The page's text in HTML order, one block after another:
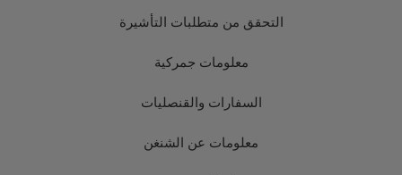
التحقق من متطلبات التأشيرة
معلومات جمركية
السفارات والقنصليات
معلومات عن الشنغن